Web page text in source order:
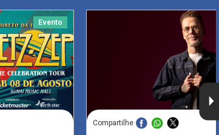
Evento
Compartilhe